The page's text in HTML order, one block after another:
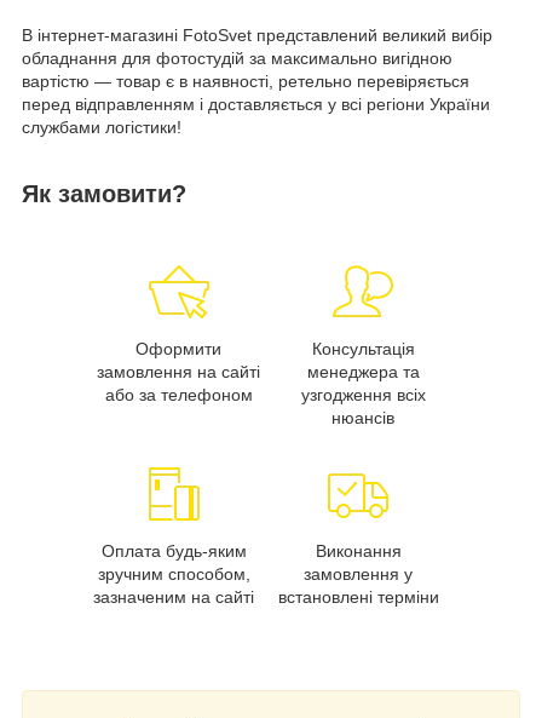
В інтернет-магазині FotoSvet представлений великий вибір
обладнання для фотостудій за максимально вигідною
вартістю — товар є в наявності, ретельно перевіряється
перед відправленням і доставляється у всі регіони України
службами логістики!
Як замовити?
Оформити
замовлення на сайті
або за телефоном
Консультація
менеджера та
узгодження всіх
нюансів
Оплата будь-яким
зручним способом,
зазначеним на сайті
Виконання
замовлення у
встановлені терміни